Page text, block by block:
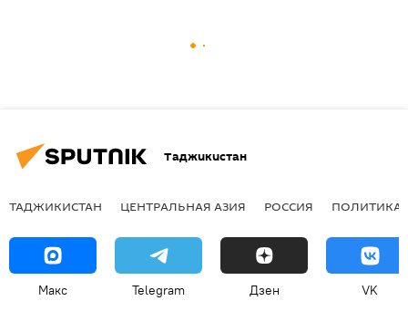
Таджикистан
ТАДЖИКИСТАН ЦЕНТРАЛЬНАЯ АЗИЯ РОССИЯ ПОЛИТИКА
Макс Telegram Дзен VK